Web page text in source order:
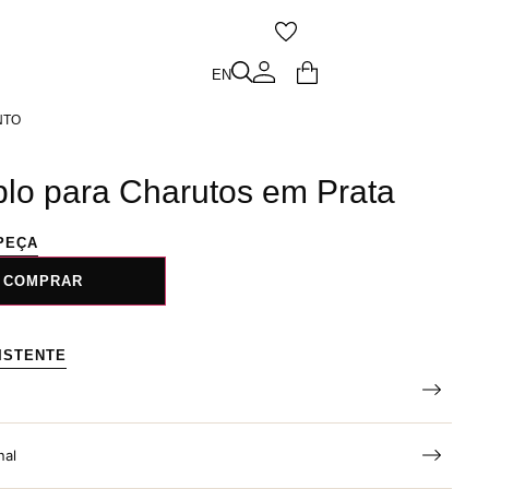
EN
para Charutos em Prata
COMPRAR